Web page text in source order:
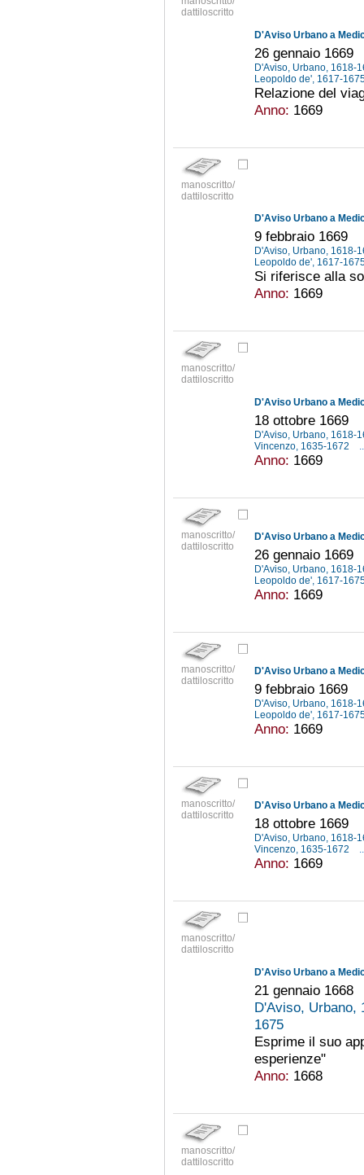
dattiloscritto
D'Aviso Urbano a
26 gennaio 1669
D'Aviso, Urbano, 1618-
Leopoldo de', 1617-
Relazione del
Anno: 1669
manoscritto/
dattiloscritto
D'Aviso Urbano a
9 febbraio 1669
D'Aviso, Urbano, 1618-
Leopoldo de', 1617-
Si riferisce alla
Anno: 1669
manoscritto/
dattiloscritto
D'Aviso Urbano a
18 ottobre 1669
D'Aviso, Urbano, 1618-
Vincenzo, 1635-1672
Anno: 1669
manoscritto/
dattiloscritto
D'Aviso Urbano a
26 gennaio 1669
D'Aviso, Urbano, 1618-
Leopoldo de', 1617-
Anno: 1669
manoscritto/
dattiloscritto
D'Aviso Urbano a
9 febbraio 1669
D'Aviso, Urbano, 1618-
Leopoldo de', 1617-
Anno: 1669
manoscritto/
dattiloscritto
D'Aviso Urbano a
18 ottobre 1669
D'Aviso, Urbano, 1618-
Vincenzo, 1635-1672
Anno: 1669
manoscritto/
dattiloscritto
D'Aviso Urbano a
21 gennaio 1668
D'Aviso, Urbano,
1675
Esprime il suo
esperienze"
Anno: 1668
manoscritto/
dattiloscritto